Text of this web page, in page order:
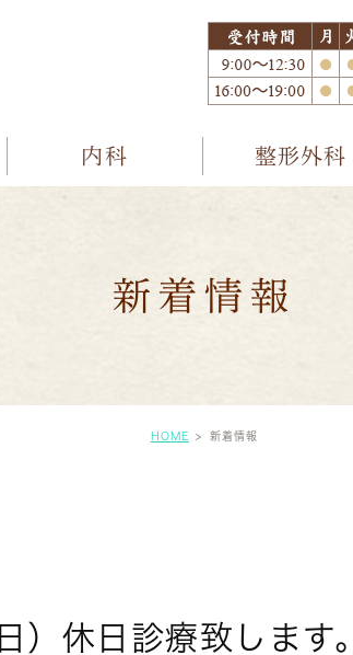
内科 整形外科
新着情報
HOME 新着情報
）休日診療致します。